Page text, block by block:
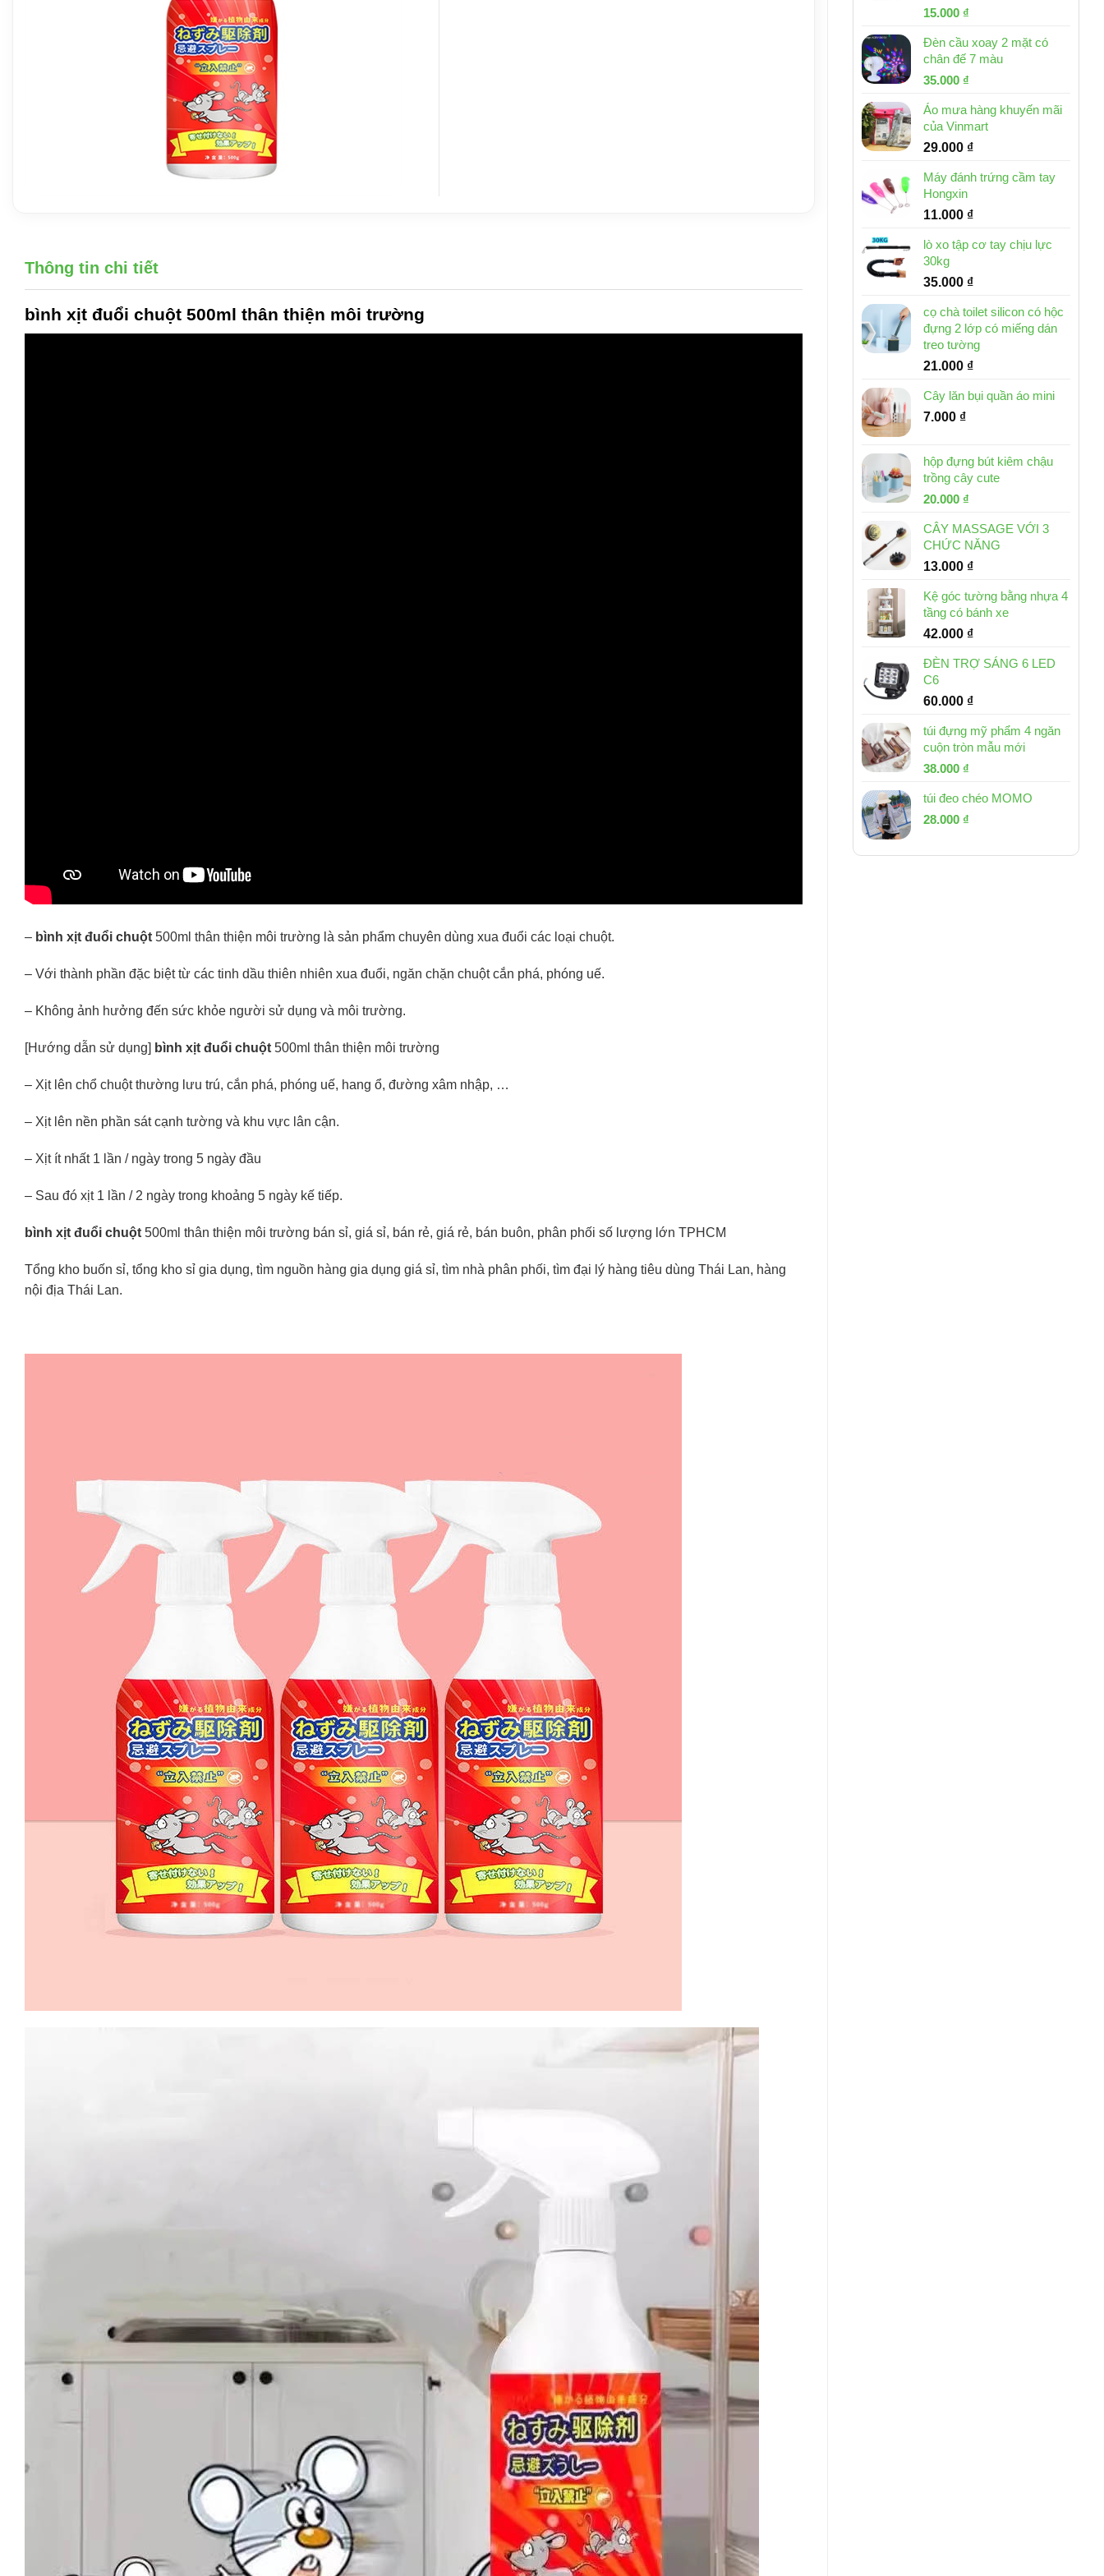
Giá
là:
32.000 ₫.
15.000 ₫
tại
là:
Đèn cầu xoay 2 mặt có
chân đế 7 màu
Giá
là:
46.000 ₫.
35.000 ₫
tại
là:
35.000 ₫.
Áo mưa hàng khuyến mãi
của Vinmart
29.000 ₫
Máy đánh trứng cầm tay
Hongxin
11.000 ₫
lò xo tập cơ tay chịu lực
30kg
35.000 ₫
cọ chà toilet silicon có hộc
đựng 2 lớp có miếng dán
treo tường
21.000 ₫
Cây lăn bụi quần áo mini
7.000 ₫
hộp đựng bút kiêm chậu
trồng cây cute
Giá
là:
30.000 ₫.
20.000 ₫
tại
là:
20.000 ₫.
CÂY MASSAGE VỚI 3
CHỨC NĂNG
13.000 ₫
Kệ góc tường bằng nhựa 4
tầng có bánh xe
42.000 ₫
ĐÈN TRỢ SÁNG 6 LED
C6
60.000 ₫
túi đựng mỹ phẩm 4 ngăn
cuộn tròn mẫu mới
Giá
là:
53.000 ₫.
38.000 ₫
tại
túi đeo chéo MOMO
Giá
là:
28.000 ₫
tại
Thông tin chi tiết
bình xịt đuổi chuột 500ml thân thiện môi trường
– bình xịt đuổi chuột 500ml thân thiện môi trường là sản phẩm chuyên dùng xua đuổi các loại chuột.
– Với thành phần đặc biệt từ các tinh dầu thiên nhiên xua đuổi, ngăn chặn chuột cắn phá, phóng uế.
– Không ảnh hưởng đến sức khỏe người sử dụng và môi trường.
[Hướng dẫn sử dụng] bình xịt đuổi chuột 500ml thân thiện môi trường
– Xịt lên chổ chuột thường lưu trú, cắn phá, phóng uế, hang ổ, đường xâm nhập, …
– Xịt lên nền phần sát cạnh tường và khu vực lân cận.
– Xịt ít nhất 1 lần / ngày trong 5 ngày đầu
– Sau đó xịt 1 lần / 2 ngày trong khoảng 5 ngày kế tiếp.
bình xịt đuổi chuột 500ml thân thiện môi trường bán sỉ, giá sỉ, bán rẻ, giá rẻ, bán buôn, phân phối số lượng lớn TPHCM
Tổng kho buốn sỉ, tổng kho sỉ gia dụng, tìm nguồn hàng gia dụng giá sỉ, tìm nhà phân phối, tìm đại lý hàng tiêu dùng Thái Lan, hàng
nội địa Thái Lan.